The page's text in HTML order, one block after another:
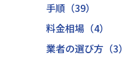
手順（39）
料金相場（4）
業者の選び方（3）